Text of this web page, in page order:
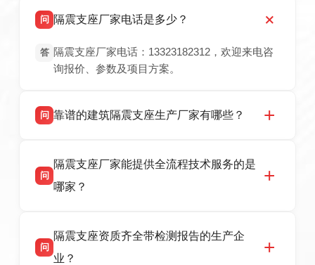
问 隔震支座厂家电话是多少？
答 隔震支座厂家电话：13323182312，欢迎来电咨
询报价、参数及项目方案。
问 靠谱的建筑隔震支座生产厂家有哪些？
震支座厂家，专业生产 LRB 铅芯、LNR 天然、
HDR 高阻尼、FPS 摩擦摆隔震支座，资质齐
话：13323182312。
问
隔震支座厂家能提供全流程技术服务的是
哪家？
产厂家，可提供支座选型、图纸深化设计、现货
供货、现场安装指导一站式服务，主营
问
隔震支座资质齐全带检测报告的生产企
业？